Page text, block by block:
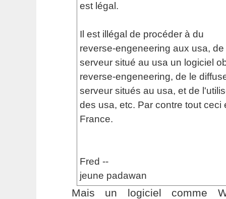
est légal.
Il est illégal de procéder à du
reverse-engeneering aux usa,
serveur situé au usa un logiciel
reverse-engeneering, de le
serveur situés au usa, et de
des usa, etc. Par contre tout ceci
France.
Fred --
jeune padawan
Mais un logiciel comme